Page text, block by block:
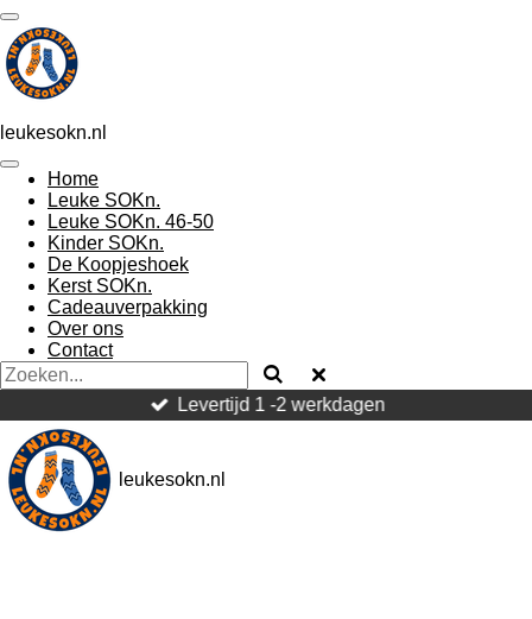
Ga
direct
naar
de
hoofdinhoud
leukesokn.nl
Home
Leuke SOKn.
Leuke SOKn. 46-50
Kinder SOKn.
De Koopjeshoek
Kerst SOKn.
Cadeauverpakking
Over ons
Contact
Levertijd 1 -2 werkdagen
leukesokn.nl